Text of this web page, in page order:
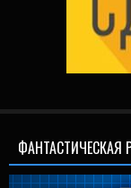
ФАНТАСТИЧЕСКАЯ